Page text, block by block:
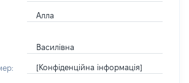
Алла
Василівна
[Конфіденційна інформація]